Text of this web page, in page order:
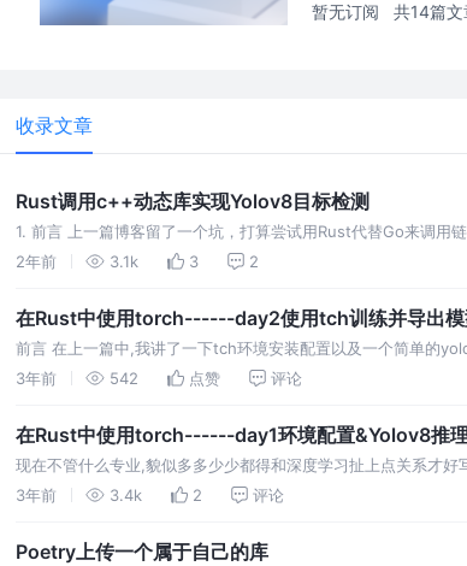
暂无订阅 共14篇文
收录文章
Rust调用c++动态库实现Yolov8目标检测
1. 前言 上一篇博客留了一个坑，打算尝试用Rust代替Go来调用
理框架选择的是MNN。本来想用TNN来着
2年前 3.1k 3 2
在Rust中使用torch------day2使用tch训练并导出模
前言 在上一篇中,我讲了一下tch环境安装配置以及一个简单的
利用tch训练模型并导出训练好的权重. 模型
3年前 542 点赞 评论
在Rust中使用torch------day1环境配置&Yolov8推理
现在不管什么专业,貌似多多少少都得和深度学习扯上点关系才
然最近在学Rust那就来借机讲
3年前 3.4k 2 评论
Poetry上传一个属于自己的库